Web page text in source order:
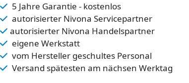
5 Jahre Garantie - kostenlos
autorisierter Nivona Servicepartner
autorisierter Nivona Handelspartner
eigene Werkstatt
vom Hersteller geschultes Personal
Versand spätesten am nächsen Werktag